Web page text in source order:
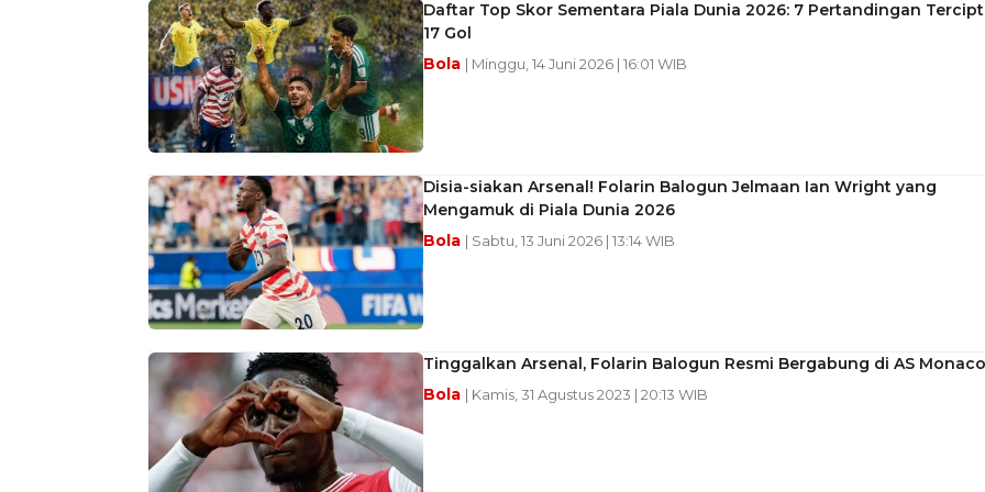
Daftar Top Skor Sementara Piala Dunia 2026: 7 Pertandingan
17 Gol
Bola | Minggu, 14 Juni 2026 | 16:01 WIB
Disia-siakan Arsenal! Folarin Balogun Jelmaan Ian Wright yang
Mengamuk di Piala Dunia 2026
Bola | Sabtu, 13 Juni 2026 | 13:14 WIB
Tinggalkan Arsenal, Folarin Balogun Resmi Bergabung di AS Monaco
Bola | Kamis, 31 Agustus 2023 | 20:13 WIB